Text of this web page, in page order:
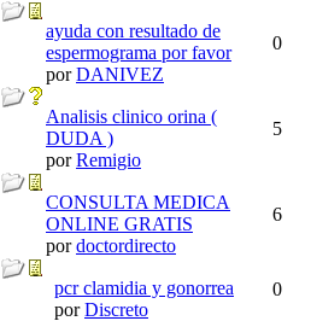
ayuda con resultado de
espermograma por favor
porDANIVEZ
0
Analisis clinico orina (
DUDA )
porRemigio
5
CONSULTA MEDICA
ONLINE GRATIS
pordoctordirecto
6
pcr clamidia y gonorrea
porDiscreto
0